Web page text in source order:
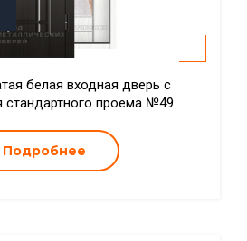
белая входная дверь с
стандартного проема №49
Подробнее